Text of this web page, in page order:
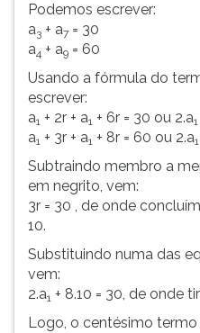
Podemos escrever:
a3 + a7 = 30
a4 + a9 = 60
Usando a fórmula do
escrever:
a1 + 2r + a1 + 6r = 30 ou 2.a1
a1 + 3r + a1 + 8r = 60 ou 2.a1
Subtraindo membro a
em negrito, vem:
3r = 30 , de onde
10.
Substituindo numa das
vem:
2.a1 + 8.10 = 30, de onde
Logo, o centésimo termo